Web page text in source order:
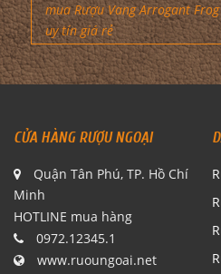
mua Rượu Vang Arrogant Frog
uy tín giá rẻ
CỬA HÀNG RƯỢU NGOẠI
Quận Tân Phú, TP. Hồ Chí
Minh
HOTLINE mua hàng
0972.12345.1
www.ruoungoai.net